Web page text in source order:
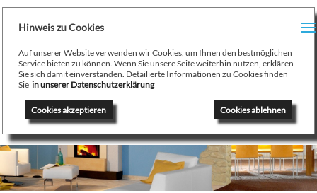
/
Hinweis zu Cookies
Auf unserer Website verwenden wir Cookies, um Ihnen den bestmöglichen
Service bieten zu können. Wenn Sie unsere Seite weiterhin nutzen, erklären
Sie sich damit einverstanden. Detailierte Informationen zu Cookies finden
Sie in unserer Datenschutzerklärung
Cookies ablehnen
Cookies akzeptieren
August Stamminger
Beratung - Planung - Ausführung - Wartung - Reparatur
Ofenbau Kaminbau Gaskamine Kachelofen Heizkamine